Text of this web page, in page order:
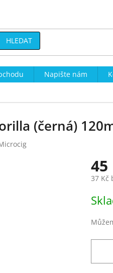
HLEDAT
Napište nám
(černá)
45
37 Kč
cena: